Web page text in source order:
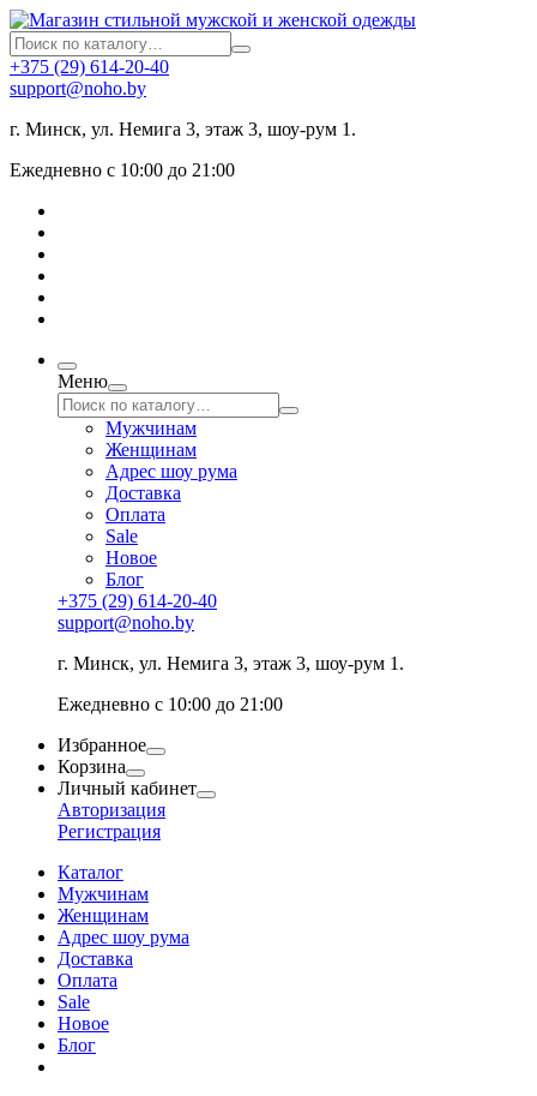
+375 (29) 614-20-40
support@noho.by
г. Минск, ул. Немига 3, этаж 3, шоу-рум 1.
Ежедневно с 10:00 до 21:00
Меню
Мужчинам
Женщинам
Адрес шоу рума
Доставка
Оплата
Sale
Новое
Блог
+375 (29) 614-20-40
support@noho.by
г. Минск, ул. Немига 3, этаж 3, шоу-рум 1.
Ежедневно с 10:00 до 21:00
Избранное
Корзина
Личный кабинет
Авторизация
Регистрация
Каталог
Мужчинам
Женщинам
Адрес шоу рума
Доставка
Оплата
Sale
Новое
Блог